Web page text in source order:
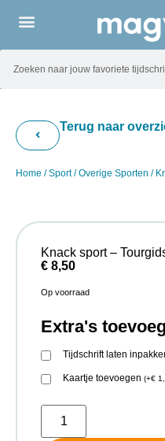
Terug naar
Home /Sport/Overige Sporten /
Knack sport –
€ 8,50
Op voorraad
Extra's
Tijdschrift laten
Kaartje toevoegen (+€